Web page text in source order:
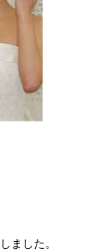
しました。